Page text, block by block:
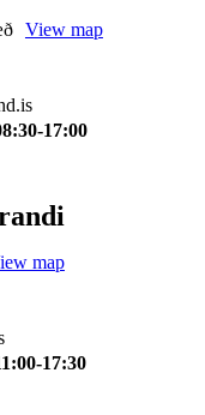
View map
17:00
map
:00-17:30